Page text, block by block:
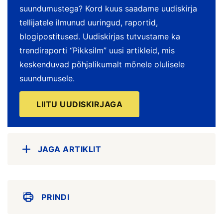
suundumustega? Kord kuus saadame uudiskirja
tellijatele ilmunud uuringud, raportid,
blogipostitused. Uudiskirjas tutvustame ka
trendiraporti “Pikksilm” uusi artikleid, mis
keskenduvad põhjalikumalt mõnele olulisele
suundumusele.
LIITU UUDISKIRJAGA
JAGA ARTIKLIT
PRINDI